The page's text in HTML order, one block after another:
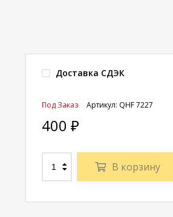
Доставка СДЭК
Артикул: QHF 7227
Под Заказ
400 ₽
В корзину